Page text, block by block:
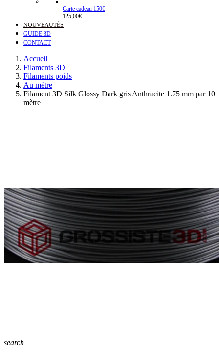
Carte cadeau 150€
125,00€
NOUVEAUTÉS
GUIDE 3D
CONTACT
Accueil
Filaments 3D
Filaments poids
Au mètre
Filament 3D Silk Glossy Dark gris Anthracite 1.75 mm par 10
mètre
search